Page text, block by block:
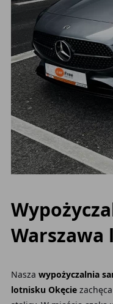
Nasza wypożyczalnia
lotnisku Okęcie